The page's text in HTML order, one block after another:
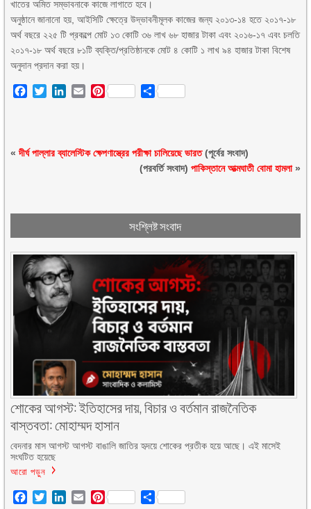
খাতের অমিত সম্ভাবনাকে কাজে লাগাতে হবে।
অনুষ্ঠানে জানানো হয়, আইসিটি ক্ষেত্রে উদ্ভাবনীমূলক কাজের জন্য ২০১৩-১৪ হতে ২০১৭-১৮
অর্থ বছরে ২২৫ টি প্রকল্পে মোট ১৩ কোটি ৩৬ লাখ ৬৮ হাজার টাকা এবং ২০১৬-১৭ এবং চলতি
২০১৭-১৮ অর্থ বছরে ৮১টি ব্যক্তি/প্রতিষ্ঠানকে মোট ৪ কোটি ১ লাখ ৯৪ হাজার টাকা বিশেষ
অনুদান প্রদান করা হয়।
Facebook
TwitterLinkedIn
EmailPinterest Share
«দীর্ঘ পাল্লার ব্যালেস্টিক ক্ষেপণাস্ত্রের পরীক্ষা চালিয়েছে ভারত(পূর্বের সংবাদ)
(পরবর্তি সংবাদ) পাকিস্তানে আত্মঘাতী বোমা হামলা»
সংশ্লিষ্ট সংবাদ
শোকের আগস্ট: ইতিহাসের দায়, বিচার ও বর্তমান রাজনৈতিক
বাস্তবতা: মোহাম্মদ হাসান
বেদনার মাস আগস্ট আগস্ট বাঙালি জাতির হৃদয়ে শোকের প্রতীক হয়ে আছে। এই মাসেই
সংঘটিত হয়েছে
আরো পড়ুন
Facebook
TwitterLinkedIn
EmailPinterest Share